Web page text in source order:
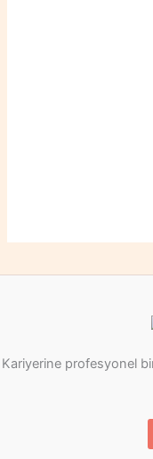
Kariyerine profesyonel